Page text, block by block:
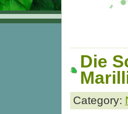
Die
Category: